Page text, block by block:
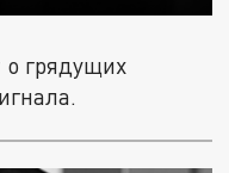
грядущих